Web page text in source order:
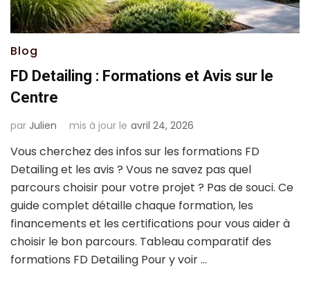
Blog
FD Detailing : Formations et Avis sur le
Centre
par Julien mis à jour le avril 24, 2026
Vous cherchez des infos sur les formations FD
Detailing et les avis ? Vous ne savez pas quel
parcours choisir pour votre projet ? Pas de souci. Ce
guide complet détaille chaque formation, les
financements et les certifications pour vous aider à
choisir le bon parcours. Tableau comparatif des
formations FD Detailing Pour y voir …